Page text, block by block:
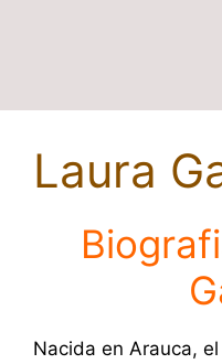
Laura
Nacida en Arauca,